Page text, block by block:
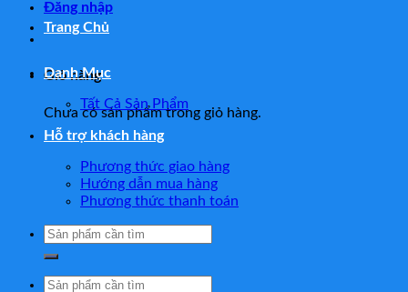
Đăng nhập
Giỏ hàng
Chưa có sản phẩm trong giỏ hàng.
Trang Chủ
Danh Mục
Tất Cả Sản Phẩm
Hỗ trợ khách hàng
Phương thức giao hàng
Hướng dẫn mua hàng
Phương thức thanh toán
Tìm
Tìm